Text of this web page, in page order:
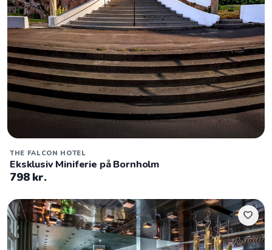
THE FALCON HOTEL
Eksklusiv Miniferie på Bornholm
798 kr.
favorite